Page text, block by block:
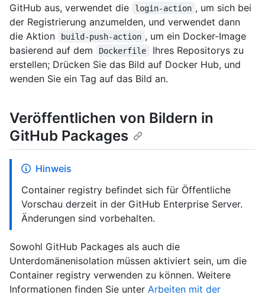
GitHub aus, verwendet die
login-action , um sich bei
der Registrierung anzumelden, und verwendet dann
die Aktion
build-push-action , um ein Docker-Image
basierend auf dem
Dockerfile
Ihres Repositorys zu
erstellen; Drücken Sie das Bild auf Docker Hub, und
wenden Sie ein Tag auf das Bild an.
Veröffentlichen von Bildern in
GitHub Packages
Hinweis
Container registry befindet sich für Öffentliche
Vorschau derzeit in der GitHub Enterprise Server.
Änderungen sind vorbehalten.
Sowohl GitHub Packages als auch die
Unterdomänenisolation müssen aktiviert sein, um die
Container registry verwenden zu können. Weitere
Informationen finden Sie unter Arbeiten mit der